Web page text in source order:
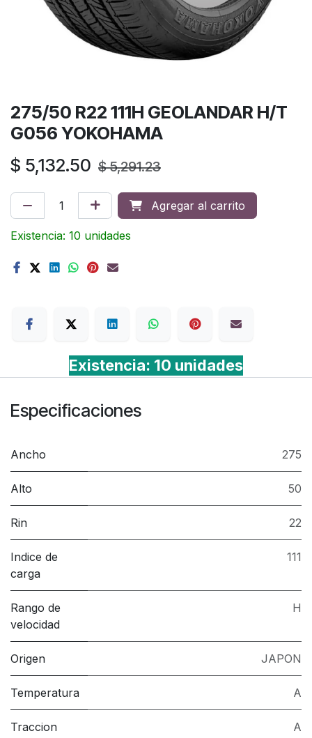
275/50 R22 111H GEOLANDAR H/T
G056 YOKOHAMA
$ 5,132.50 $5,291.23
Agregar al carrito
Existencia: 10 unidades
Existencia: 10 unidades
Especificaciones
Ancho 275
Alto 50
Rin 22
Indice de
carga
111
Rango de
velocidad
H
Origen JAPON
Temperatura A
Traccion A